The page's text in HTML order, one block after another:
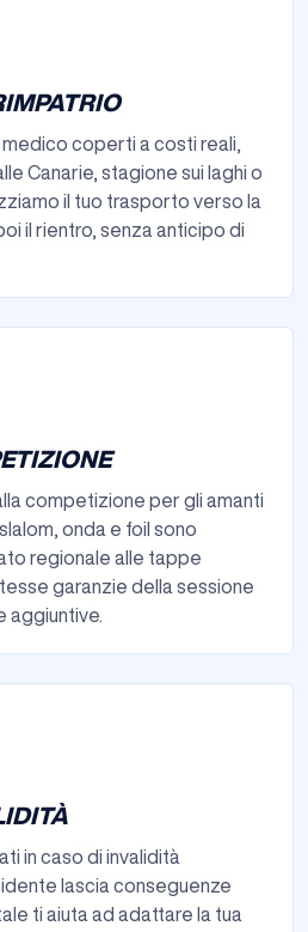
coperti a costi reali,
Canarie, stagione sui laghi o
il tuo trasporto verso la
il rientro, senza anticipo di
competizione per gli amanti
onda e foil sono
regionale alle tappe
garanzie della sessione
aggiuntive.
in caso di invalidità
lascia conseguenze
ti aiuta ad adattare la tua